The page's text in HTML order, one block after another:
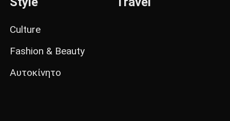
Culture
Fashion & Beauty
Αυτοκίνητο